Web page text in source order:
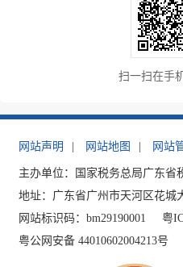
扫一扫在手
网站声明 网站地图 网站
主办单位：国家税务总局广东省
地址：广东省广州市天河区花城
网站标识码：bm29190001
粤
粤公网安备 44010602004213号